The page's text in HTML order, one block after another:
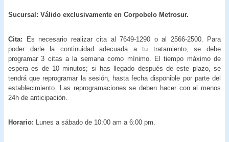
Sucursal: Válido exclusivamente en Corpobelo Metrosur.
Cita:
Es necesario realizar cita al 7649-1290 o al 2566-2500. Para
poder darle la continuidad adecuada a tu tratamiento, se debe
programar 3 citas a la semana como mínimo. El tiempo máximo de
espera es de 10 minutos; si has llegado después de este plazo, se
tendrá que reprogramar la sesión, hasta fecha disponible por parte del
establecimiento. Las reprogramaciones se deben hacer con al menos
24h de anticipación.
Horario: Lunes a sábado de 10:00 am a 6:00 pm.